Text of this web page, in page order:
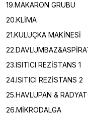
19.MAKARON GRUBU
20.KLİMA
21.KULUÇKA MAKİNESİ
23.ISITICI REZİSTANS 1
24.ISITICI REZİSTANS 2
25.HAVLUPAN &
26.MİKRODALGA